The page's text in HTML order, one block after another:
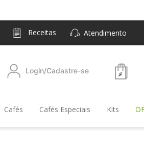
Receitas Atendimento
Login/Cadastre-se
Cafés Cafés Especiais Kits